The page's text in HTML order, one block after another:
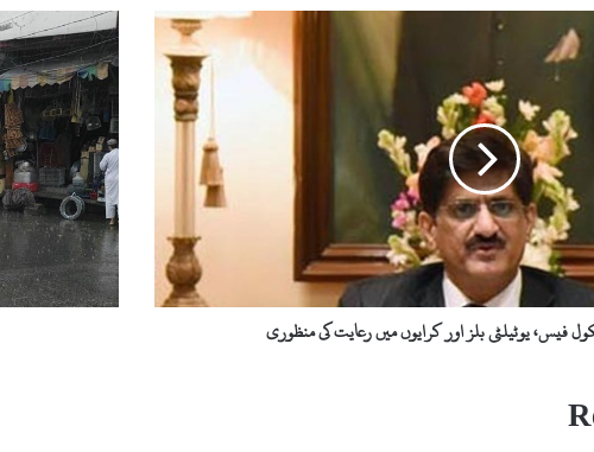
فیس، یوٹیلٹی بلز اور کرایوں میں رعایت کی منظوری
سوات
میں
بارش
،موسم
خوشگوار،روزہ
داروں
کے
چہرے
کھل
اُٹھے